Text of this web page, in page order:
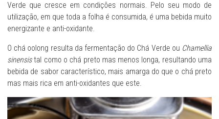
Verde que cresce em condições normais. Pelo seu modo de
utilização, em que toda a folha é consumida, é uma bebida muito
energizante e anti-oxidante.
O chá oolong resulta da fermentação do Chá Verde ou Chamellia
sinensistal como o chá preto mas menos longa, resultando uma
bebida de sabor característico, mais amarga do que o chá preto
mas mais rica em anti-oxidantes que este.